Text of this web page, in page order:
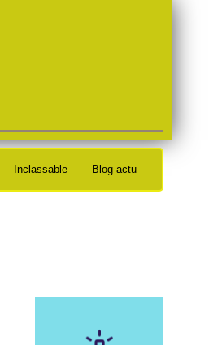
Inclassable Blog actu